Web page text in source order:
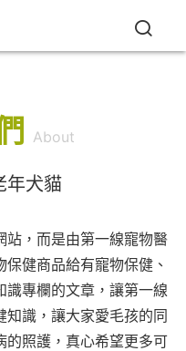
About
年犬貓
站，而是由第一線寵物醫
健商品給有寵物保健、
識專欄的文章，讓第一線
識，讓大家愛毛孩的同
的照護，真心希望更多可